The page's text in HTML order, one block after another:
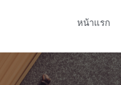
หน้าแรก